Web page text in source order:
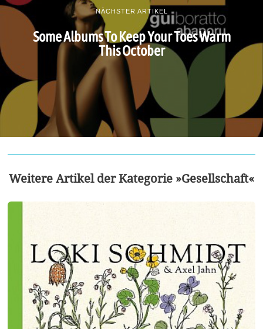
NÄCHSTER ARTIKEL
Some Albums To Keep Your Toes Warm
This October
Weitere Artikel der Kategorie »Gesellschaft«